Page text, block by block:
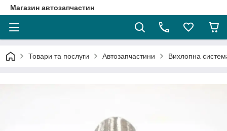
Магазин автозапчастин
Товари та послуги Автозапчастини Вихлопна